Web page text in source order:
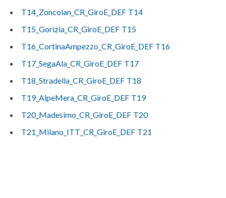
T14_Zoncolan_CR_GiroE_DEF T14
T15_Gorizia_CR_GiroE_DEF T15
T16_CortinaAmpezzo_CR_GiroE_DEF T16
T17_SegaAla_CR_GiroE_DEF T17
T18_Stradella_CR_GiroE_DEF T18
T19_AlpeMera_CR_GiroE_DEF T19
T20_Madesimo_CR_GiroE_DEF T20
T21_Milano_ITT_CR_GiroE_DEF T21